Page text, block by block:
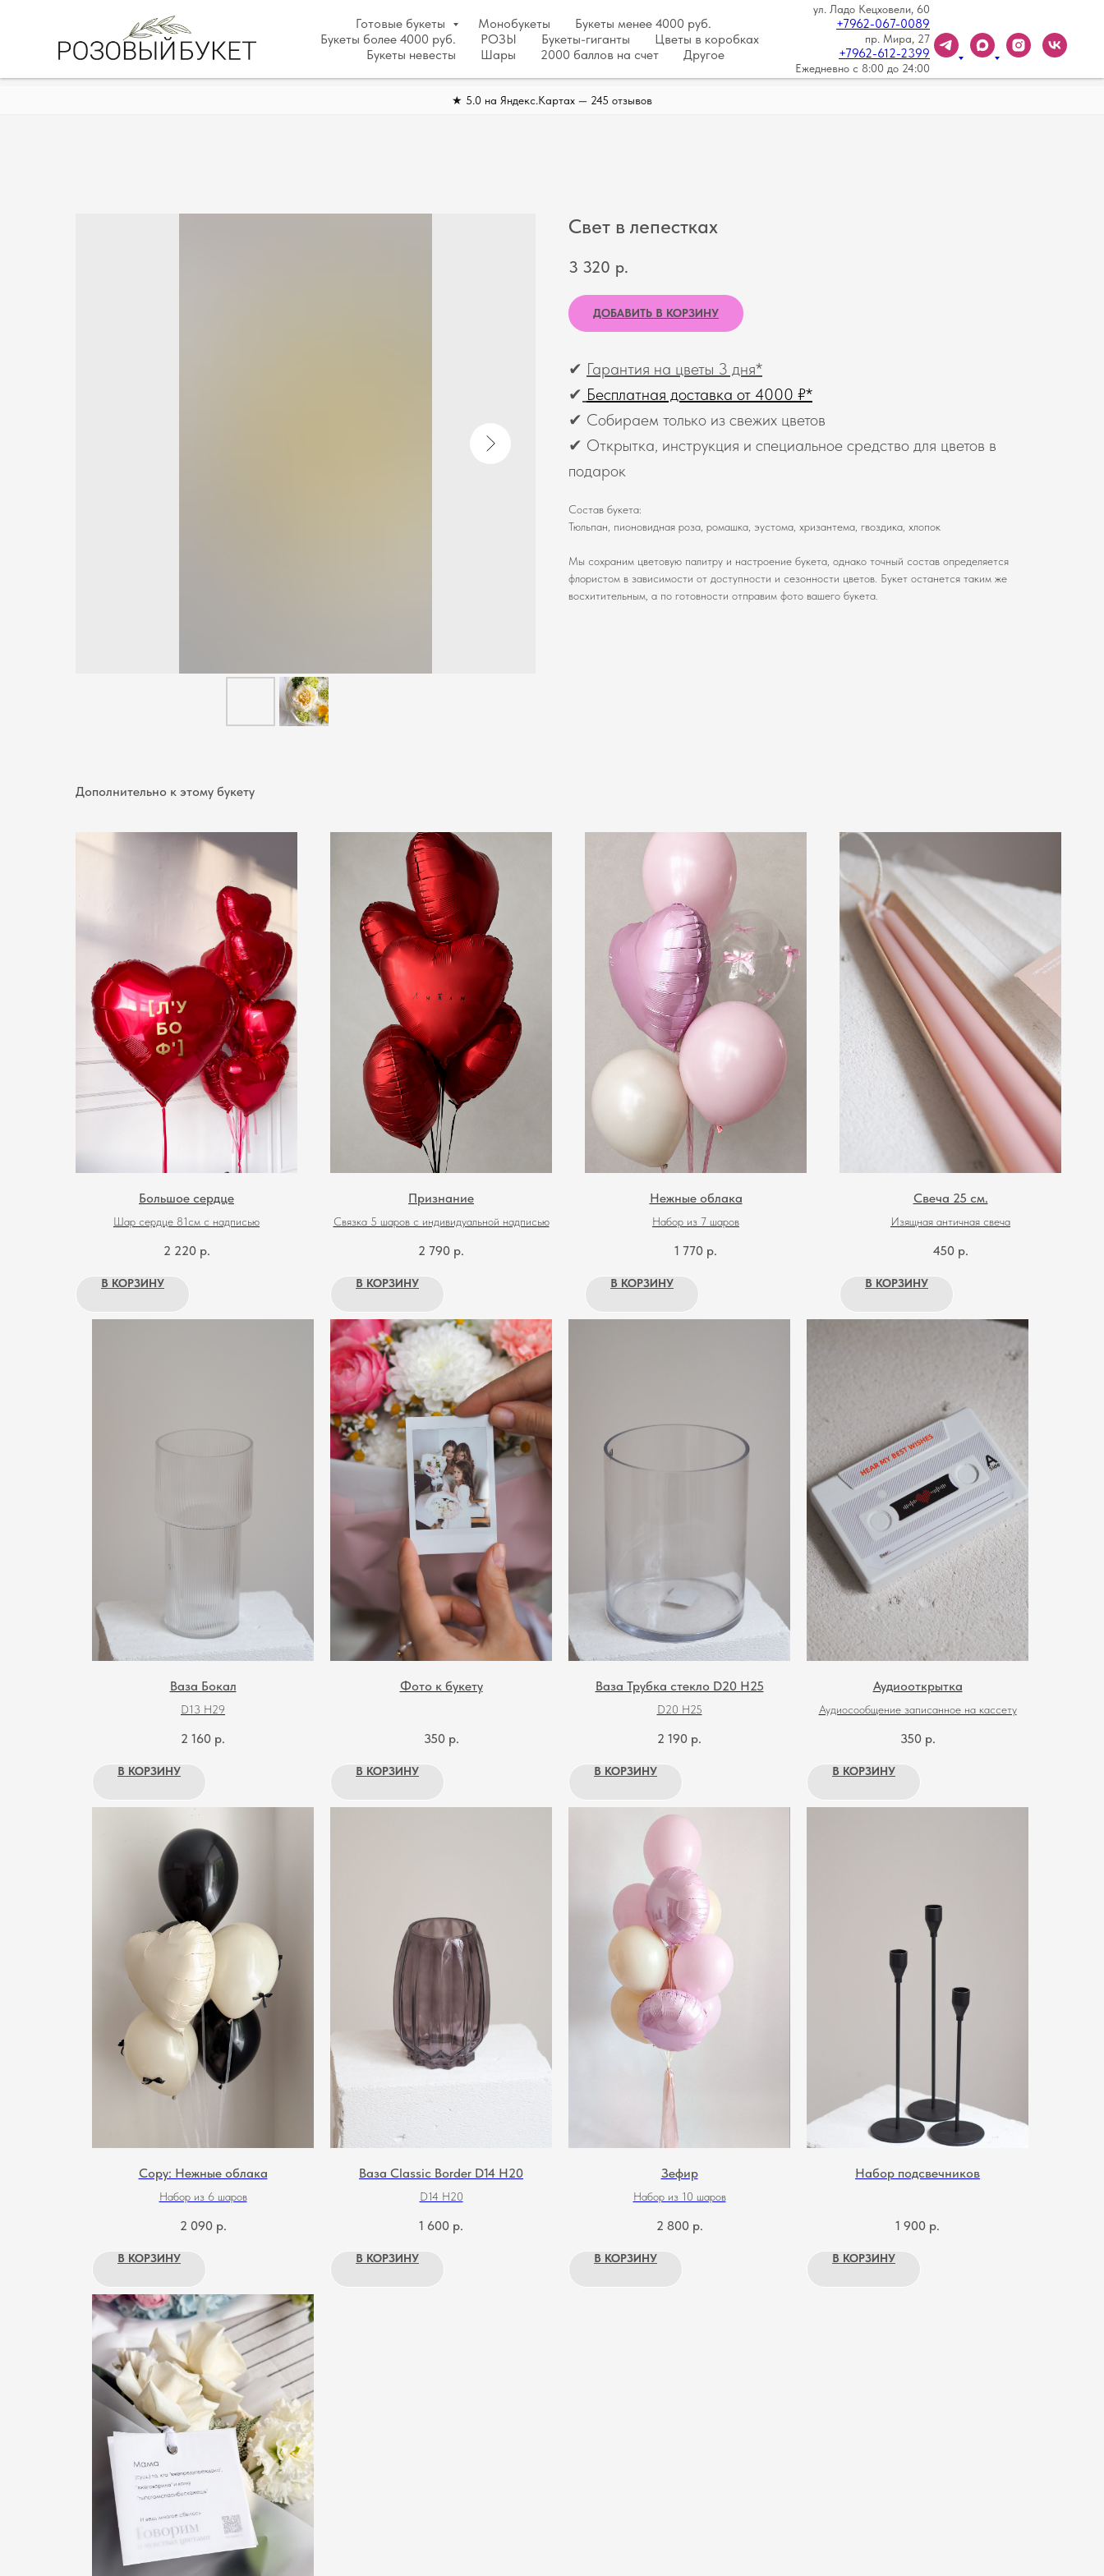
Готовые букеты Монобукеты
Букеты менее 4000 руб.
Букеты более 4000 руб.
РОЗЫ Букеты-гиганты
Цветы в коробках
Букеты невесты
Шары 2000 баллов на счет Другое
ул. Ладо Кецховели, 60
+7962-067-0089
пр. Мира, 27
+7962-612-2399
Ежедневно с 8:00 до 24:00
★ 5.0 на Яндекс.Картах — 245 отзывов
Свет в лепестках
3 320 р.
ДОБАВИТЬ В КОРЗИНУ
✔ Гарантия на цветы 3 дня*
✔ Бесплатная доставка от 4000 ₽*
✔ Собираем только из свежих цветов
✔ Открытка, инструкция и специальное средство для цветов в
подарок
Состав букета:
Тюльпан, пионовидная роза, ромашка, эустома, хризантема, гвоздика, хлопок
Мы сохраним цветовую палитру и настроение букета, однако точный состав определяется
флористом в зависимости от доступности и сезонности цветов. Букет останется таким же
восхитительным, а по готовности отправим фото вашего букета.
Дополнительно к этому букету
Большое сердце
Шар сердце 81см с надписью
2 220 р.
В КОРЗИНУ
Признание
Связка 5 шаров с индивидуальной надписью
2 790 р.
В КОРЗИНУ
Нежные облака
Набор из 7 шаров
1 770 р.
В КОРЗИНУ
Свеча 25 см.
Изящная античная свеча
450 р.
В КОРЗИНУ
Ваза Бокал
D13 H29
2 160 р.
В КОРЗИНУ
Фото к букету
350 р.
В КОРЗИНУ
Ваза Трубка стекло D20 H25
D20 H25
2 190 р.
В КОРЗИНУ
Аудиооткрытка
Аудиосообщение записанное на кассету
350 р.
В КОРЗИНУ
Copy: Нежные облака
Набор из 6 шаров
2 090 р.
В КОРЗИНУ
Ваза Classic Border D14 H20
D14 H20
1 600 р.
В КОРЗИНУ
Зефир
Набор из 10 шаров
2 800 р.
В КОРЗИНУ
Набор подсвечников
1 900 р.
В КОРЗИНУ